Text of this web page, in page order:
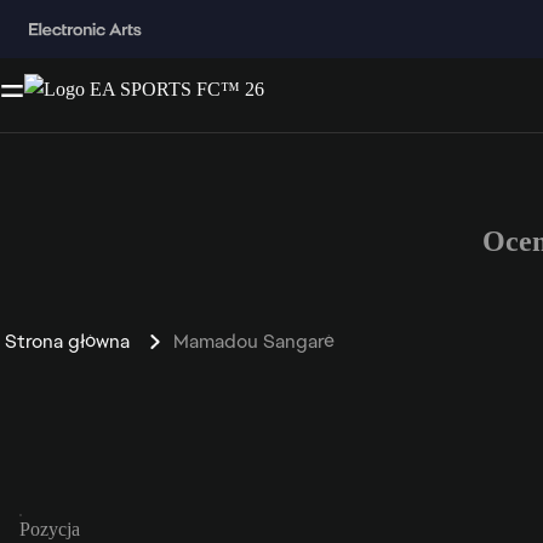
Strona główna Mamadou Sangaré
Pozycja